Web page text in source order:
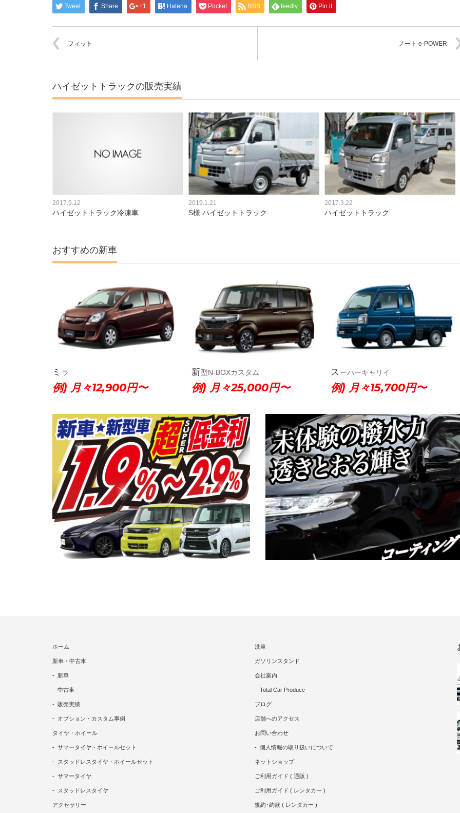
Tweet Share +1 Hatena Pocket RSS feedly Pin it
フィット ノート e-POWER
ハイゼットトラックの販売実績
2017.9.12
ハイゼットトラック冷凍車
2019.1.21
S様 ハイゼットトラック
2017.3.22
ハイゼットトラック
おすすめの新車
ミラ
例) 月々12,900円〜
新型N-BOXカスタム
例) 月々25,000円〜
スーパーキャリイ
例) 月々15,700円〜
ホーム
新車・中古車
新車
中古車
販売実績
オプション・カスタム事例
タイヤ・ホイール
サマータイヤ・ホイールセット
スタッドレスタイヤ・ホイールセット
サマータイヤ
スタッドレスタイヤ
アクセサリー
洗車
ガソリンスタンド
会社案内
Total Car Produce
ブログ
店舗へのアクセス
お問い合わせ
個人情報の取り扱いについて
ネットショップ
ご利用ガイド ( 通販 )
ご利用ガイド ( レンタカー )
規約･約款 ( レンタカー )